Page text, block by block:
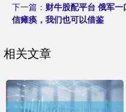
下一篇： 财牛股配平台 俄军
信瘫痪，我们也可以借鉴
相关文章